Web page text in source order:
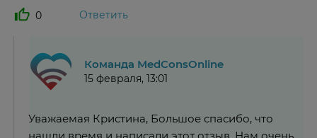
0 Ответить
Команда MedConsOnline
15 февраля, 13:01
Уважаемая Кристина, Большое спасибо, что
нашли время и написали этот отзыв. Нам очень